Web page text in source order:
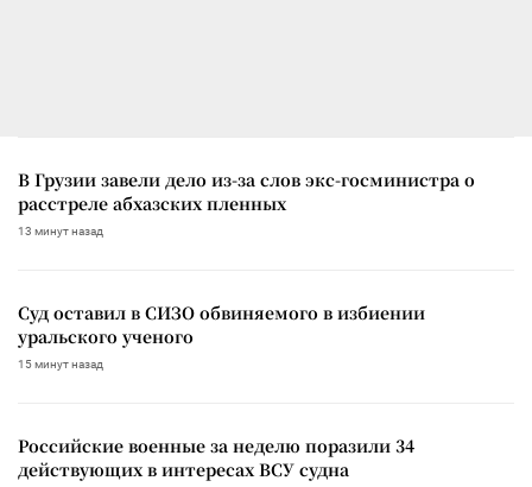
В Грузии завели дело из-за слов экс-госминистра о
расстреле абхазских пленных
13 минут назад
Суд оставил в СИЗО обвиняемого в избиении
уральского ученого
15 минут назад
Российские военные за неделю поразили 34
действующих в интересах ВСУ судна